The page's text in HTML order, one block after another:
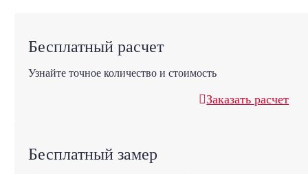
Бесплатный расчет
Узнайте точное количество и стоимость
Заказать расчет
Бесплатный замер